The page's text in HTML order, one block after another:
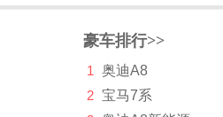
豪车排行>>
1 奥迪A8
2 宝马7系